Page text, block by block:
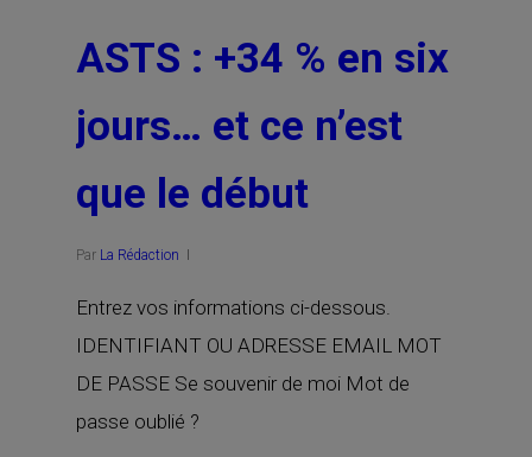
ASTS : +34 % en six
jours… et ce n’est
que le début
Par La Rédaction
Entrez vos informations ci-dessous.
IDENTIFIANT OU ADRESSE EMAIL MOT
DE PASSE Se souvenir de moi Mot de
passe oublié ?